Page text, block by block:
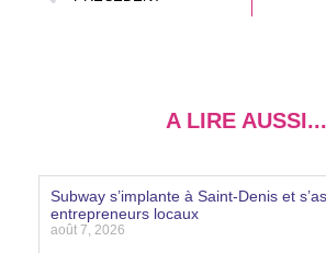
A LIRE AUSSI...
Subway s’implante à Saint-Denis et
entrepreneurs locaux
août 7, 2026